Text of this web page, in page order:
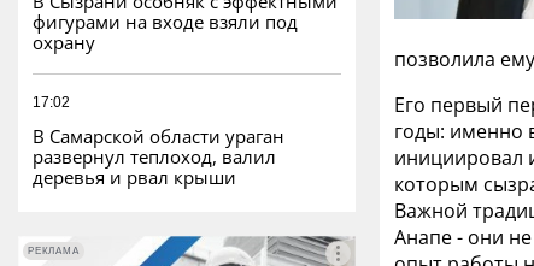
фигурами на входе взяли под
охрану
17:02
В Самарской области ураган
развернул теплоход, валил
деревья и рвал крыши
РЕКЛАМА РЕКЛАМА
позволила
Его первый
годы: именно
инициировал
которым
Важной
Анапе - они